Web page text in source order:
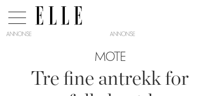
ANNONSE
MOTE
Tre fine antrekk for